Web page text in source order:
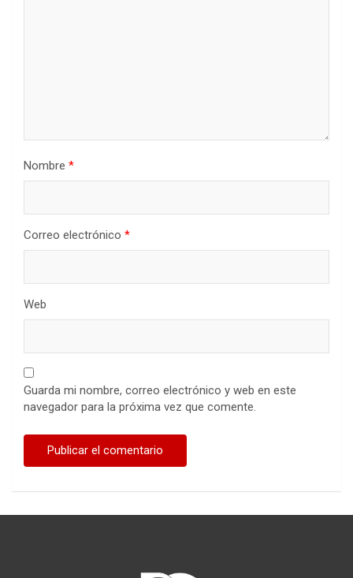
Nombre *
Correo electrónico *
Web
Guarda mi nombre, correo electrónico y web en este
navegador para la próxima vez que comente.